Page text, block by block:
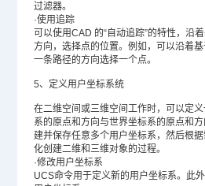
过滤器。
·使用追踪
可以使用CAD 的“自动追踪”的特性，沿
方向，选择点的位置。例如，可以沿着
一条路径的方向选择一个点。
5、定义用户坐标系统
在二维空间或三维空间工作时，可以定
系的原点和方向与世界坐标系的原点和
建并保存任意多个用户坐标系，然后根
化创建二维和三维对象的过程。
·修改用户坐标系
UCS命令用于定义新的用户坐标系。此